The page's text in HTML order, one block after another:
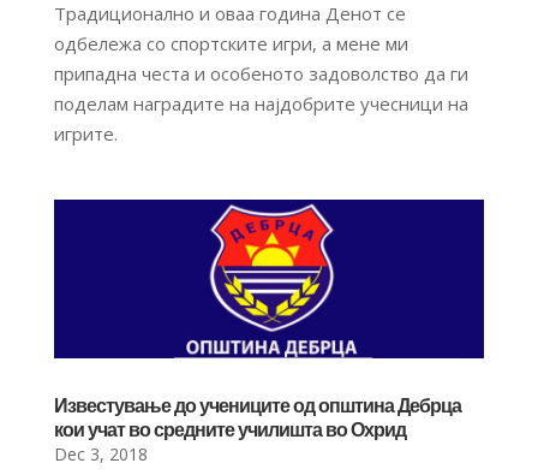
Традиционално и оваа година Денот се
одбележа со спортските игри, а мене ми
припадна честа и особеното задоволство да ги
поделам наградите на најдобрите учесници на
игрите.
Известување до учениците од општина Дебрца
кои учат во средните училишта во Охрид
Dec 3, 2018